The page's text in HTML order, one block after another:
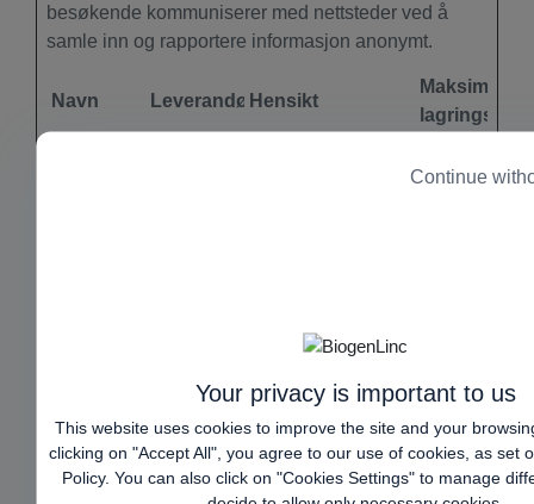
Your privacy is important to us
This website uses cookies to improve the site and your
clicking on "Accept All", you agree to our use of cookies, as set
Policy. You can also click on "Cookies Settings" to manage
Continue
besøkende kommuniserer med nettsteder ved å
samle inn og rapportere informasjon anonymt.
Navn LeverandørHensikt
Maksimal
måned
statistical data on
users' behaviour
on the website.
Used for internal
måned
er